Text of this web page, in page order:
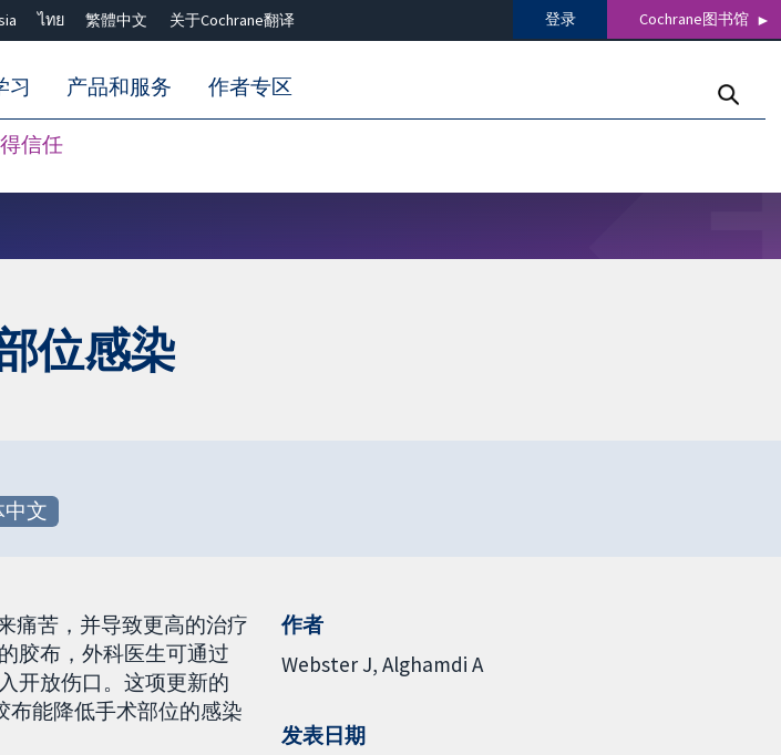
ไทย 繁體中文 关于Cochrane翻译 登录 Cochrane图书馆
信任
习 产品和服务 作者专区
位感染
文
痛苦，并导致更高的治疗
胶布，外科医生可通过
开放伤口。这项更新的
布能降低手术部位的感染
作者
Webster J Alghamdi A
发表日期